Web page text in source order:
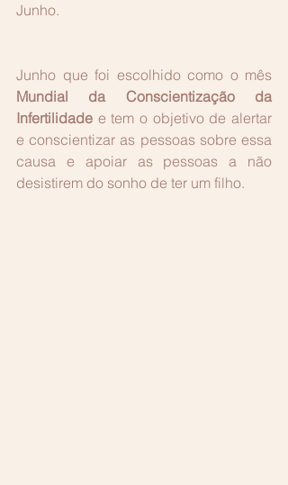
Junho.
Mundial da Conscientização da
Infertilidade e tem o objetivo de alertar
e conscientizar as pessoas sobre essa
causa e apoiar as pessoas a não
desistirem do sonho de ter um filho.